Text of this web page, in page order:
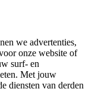
we advertenties,
onze website of
surf- en
Met jouw
diensten van derden